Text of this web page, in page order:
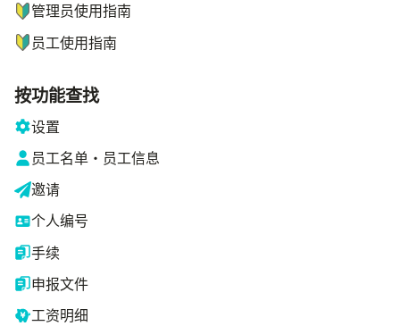
管理员使用指南
员工使用指南
按功能查找
设置
员工名单・员工信息
邀请
个人编号
手续
申报文件
工资明细